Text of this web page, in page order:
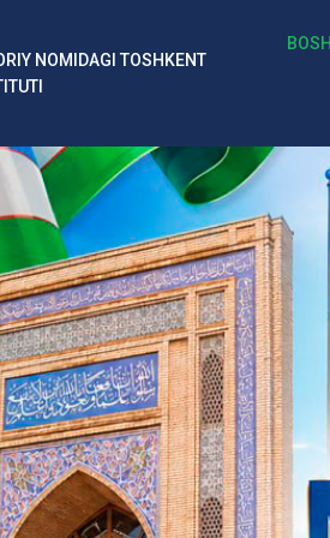
NOMIDAGI TOSHKENT